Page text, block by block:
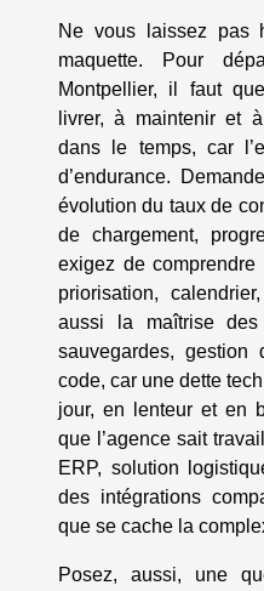
Ne vous laissez pas
maquette. Pour
Montpellier, il faut
livrer, à maintenir et
dans le temps, car
d’endurance.
évolution du taux de
de chargement,
exigez de
priorisation,
aussi la maîtrise des
sauvegardes,
code, car une dette
jour, en lenteur et en
que l’agence sait
ERP, solution
des intégrations
que se cache la
Posez, aussi, une